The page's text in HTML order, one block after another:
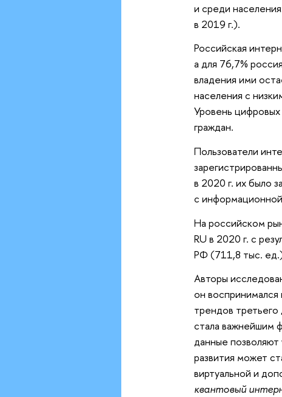
и среди
в 2019 г.).
Российская
а для 76,7%
владения ими
населения с
Уровень
граждан.
Пользователи
в 2020 г. их было
с
На российском
RU в 2020 г. с
РФ (711,8 тыс. ед.)
Авторы
он воспринимался
трендов третьего
стала важнейшим
данные
развития может
виртуальной и
квантовый